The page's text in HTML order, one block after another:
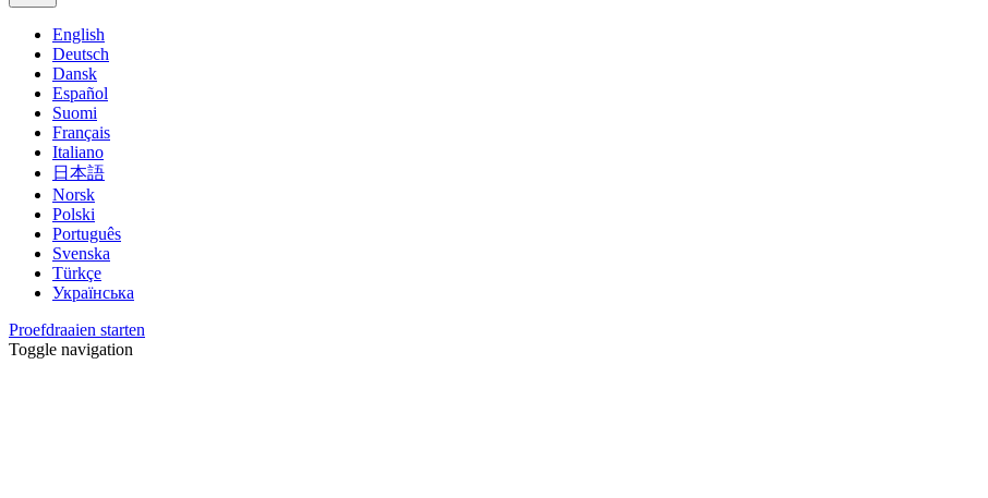
English
Deutsch
Dansk
Español
Suomi
Français
Italiano
日本語
Norsk
Polski
Português
Svenska
Türkçe
Українська
Proefdraaien starten
Toggle navigation